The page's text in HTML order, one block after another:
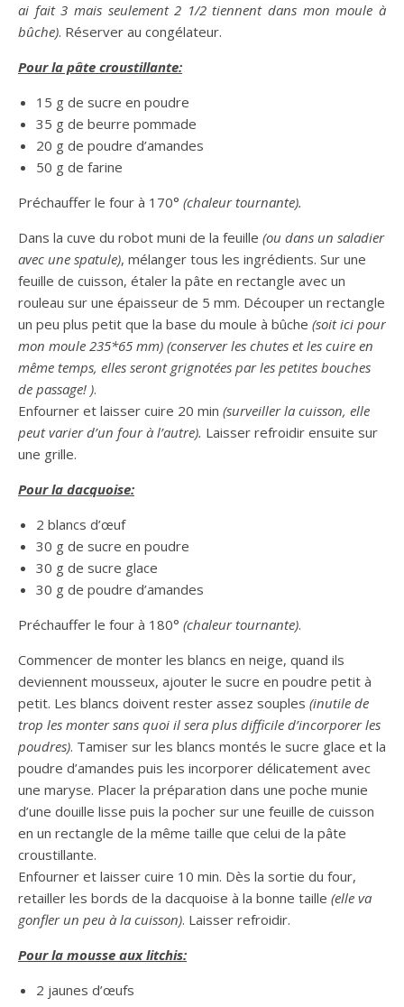
ai fait 3 mais seulement 2 1/2 tiennent dans mon moule à
bûche). Réserver au congélateur.
Pour la pâte croustillante:
15 g de sucre en poudre
35 g de beurre pommade
20 g de poudre d’amandes
50 g de farine
Préchauffer le four à 170° (chaleur tournante).
Dans la cuve du robot muni de la feuille (ou dans un saladier
avec une spatule), mélanger tous les ingrédients. Sur une
feuille de cuisson, étaler la pâte en rectangle avec un
rouleau sur une épaisseur de 5 mm. Découper un rectangle
un peu plus petit que la base du moule à bûche (soit ici pour
mon moule 235*65 mm) (conserver les chutes et les cuire en
même temps, elles seront grignotées par les petites bouches
de passage! ).
Enfourner et laisser cuire 20 min (surveiller la cuisson, elle
peut varier d’un four à l’autre). Laisser refroidir ensuite sur
une grille.
Pour la dacquoise:
2 blancs d’œuf
30 g de sucre en poudre
30 g de sucre glace
30 g de poudre d’amandes
Préchauffer le four à 180° (chaleur tournante).
Commencer de monter les blancs en neige, quand ils
deviennent mousseux, ajouter le sucre en poudre petit à
petit. Les blancs doivent rester assez souples (inutile de
trop les monter sans quoi il sera plus difficile d’incorporer les
poudres). Tamiser sur les blancs montés le sucre glace et la
poudre d’amandes puis les incorporer délicatement avec
une maryse. Placer la préparation dans une poche munie
d’une douille lisse puis la pocher sur une feuille de cuisson
en un rectangle de la même taille que celui de la pâte
croustillante.
Enfourner et laisser cuire 10 min. Dès la sortie du four,
retailler les bords de la dacquoise à la bonne taille (elle va
gonfler un peu à la cuisson). Laisser refroidir.
Pour la mousse aux litchis:
2 jaunes d’œufs